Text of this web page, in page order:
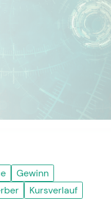
Gewinn
Kursverlauf